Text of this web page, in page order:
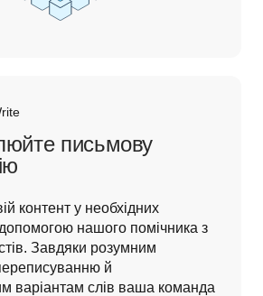
письмову
контент у необхідних
нашого помічника з
Завдяки розумним
й
варіантам слів ваша команда